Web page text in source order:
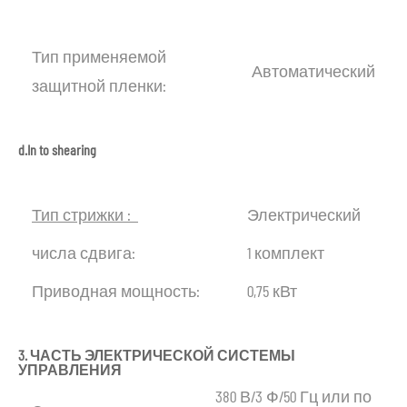
Тип применяемой
защитной пленки:
Автоматический
d.Intoshearing
Тип стрижки :
Электрический
числа сдвига:
1 комплект
Приводная мощность:
0,75 кВт
3. ЧАСТЬ ЭЛЕКТРИЧЕСКОЙ СИСТЕМЫ
УПРАВЛЕНИЯ
380 В/3 Ф/50 Гц или по